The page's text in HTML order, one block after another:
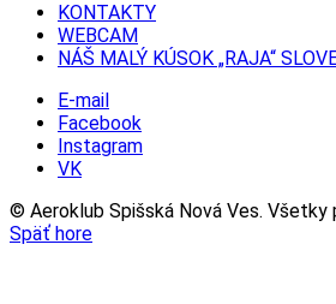
KONTAKTY
WEBCAM
NÁŠ MALÝ KÚSOK „RAJA“
E-mail
Facebook
Instagram
VK
© Aeroklub Spišská Nová Ves. Všetky
Späť hore